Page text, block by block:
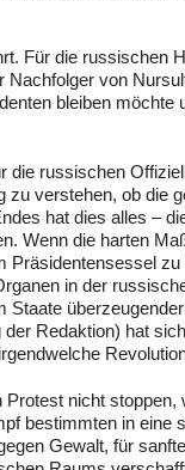
Für die russischen
von
bleiben möchte
russischen
verstehen, ob die
hat dies alles –
Wenn die harten
in der
Redaktion) hat
nicht stoppen,
bestimmten in eine
Gewalt, für